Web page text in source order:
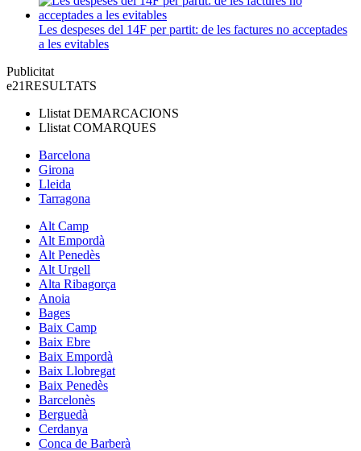
Les despeses del 14F per partit: de les factures no acceptades
a les evitables
Publicitat
e21RESULTATS
Llistat DEMARCACIONS
Llistat COMARQUES
Barcelona
Girona
Lleida
Tarragona
Alt Camp
Alt Empordà
Alt Penedès
Alt Urgell
Alta Ribagorça
Anoia
Bages
Baix Camp
Baix Ebre
Baix Empordà
Baix Llobregat
Baix Penedès
Barcelonès
Berguedà
Cerdanya
Conca de Barberà